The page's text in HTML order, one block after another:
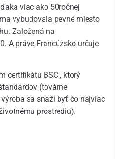
viac ako 50ročnej
vybudovala pevné miesto
Založená na
A práve Francúzsko určuje
certifikátu BSCI, ktorý
(továrne
sa snaží byť čo najviac
prostrediu).